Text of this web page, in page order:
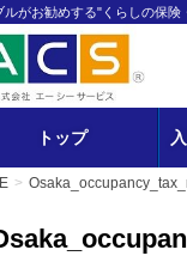
ルがお勧めする"くらしの保
トップ